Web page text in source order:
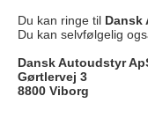
Du kan ringe til Dansk
Du kan selvfølgelig
Dansk Autoudstyr
Gørtlervej 3
8800 Viborg